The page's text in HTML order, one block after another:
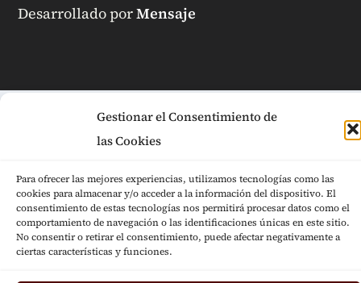
Gestionar el Consentimiento de
las Cookies
Para ofrecer las mejores experiencias, utilizamos tecnologías como las
cookies para almacenar y/o acceder a la información del dispositivo. El
consentimiento de estas tecnologías nos permitirá procesar datos como el
comportamiento de navegación o las identificaciones únicas en este sitio.
No consentir o retirar el consentimiento, puede afectar negativamente a
ciertas características y funciones.
Desarrollado porMensaje